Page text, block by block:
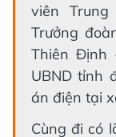
viên
Trưởng
Thiên Định
UBND tỉnh
án điện tại
Cùng đi có